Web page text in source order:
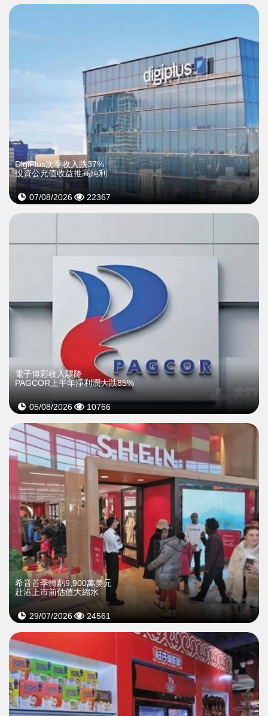
DigiPlus次季收入跌37%
投資公允值收益推高純利
07/08/2026 22367
電子博彩收入驟降
PAGCOR上半年淨利潤大跌85%
05/08/2026 10766
希音首季轉虧9,900萬美元
赴港上市前估值大縮水
29/07/2026 24561